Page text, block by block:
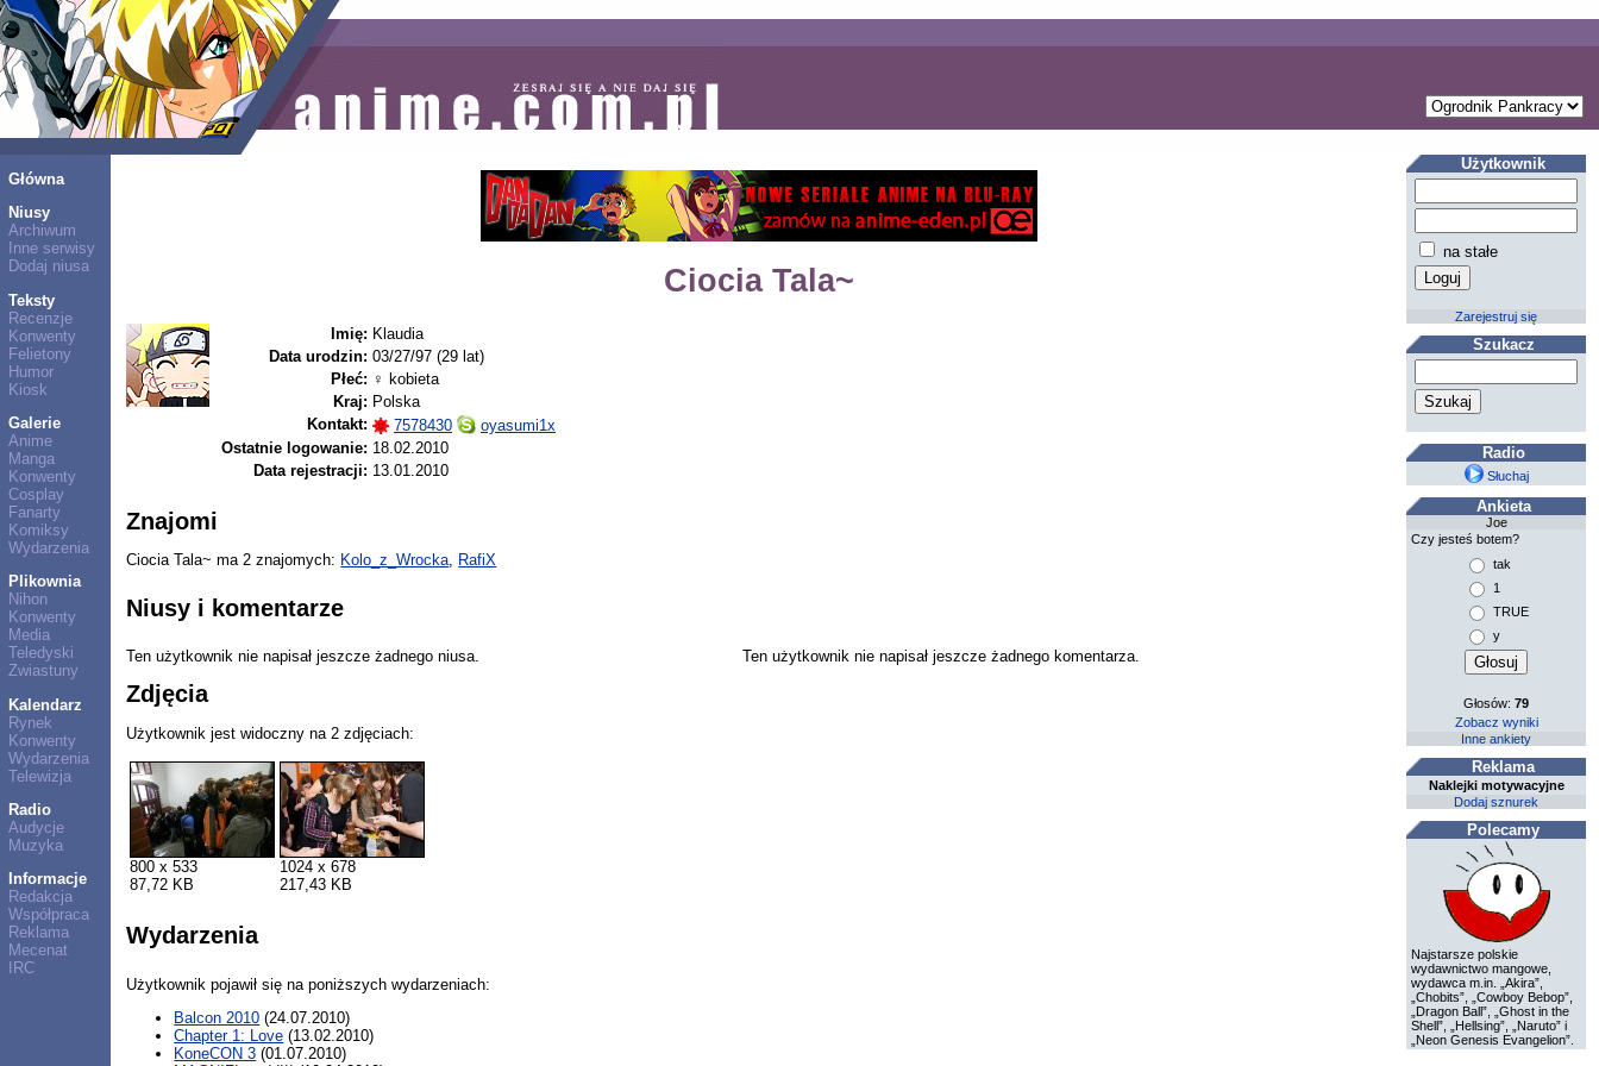
Główna
Niusy
Archiwum
Inne serwisy
Dodaj niusa
Teksty
Recenzje
Konwenty
Felietony
Humor
Kiosk
Galerie
Anime
Manga
Konwenty
Cosplay
Fanarty
Komiksy
Wydarzenia
Plikownia
Nihon
Konwenty
Media
Teledyski
Zwiastuny
Kalendarz
Rynek
Konwenty
Wydarzenia
Telewizja
Radio
Audycje
Muzyka
Informacje
Redakcja
Współpraca
Reklama
Mecenat
IRC
Ciocia Tala~
Imię: Klaudia
Data urodzin: 03/27/97 (29 lat)
Płeć: ♀ kobieta
Kraj: Polska
Kontakt:
7578430
oyasumi1x
Ostatnie logowanie: 18.02.2010
Data rejestracji: 13.01.2010
Znajomi
Ciocia Tala~ ma 2 znajomych: Kolo_z_Wrocka, RafiX
Niusy i komentarze
Ten użytkownik nie napisał jeszcze żadnego niusa. Ten użytkownik nie napisał jeszcze żadnego komentarza.
Zdjęcia
Użytkownik jest widoczny na 2 zdjęciach:
800 x 533
87,72 KB
1024 x 678
217,43 KB
Wydarzenia
Użytkownik pojawił się na poniższych wydarzeniach:
Balcon 2010 (24.07.2010)
Chapter 1: Love (13.02.2010)
KoneCON 3 (01.07.2010)
Użytkownik
na stałe
Zarejestruj się
Szukacz
Radio
Słuchaj
Ankieta
Joe
Czy jesteś botem?
tak
1
TRUE
y
Głosów:79
Zobacz wyniki
Inne ankiety
Reklama
Naklejki motywacyjne
Dodaj sznurek
Polecamy
Najstarsze polskie
wydawnictwo mangowe,
wydawca m.in. „Akira”,
„Chobits”, „Cowboy Bebop”,
„Dragon Ball”, „Ghost in the
Shell”, „Hellsing”, „Naruto” i
„Neon Genesis Evangelion”.